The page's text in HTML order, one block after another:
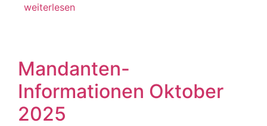
weiterlesen
Mandanten-
Informationen Oktober
2025